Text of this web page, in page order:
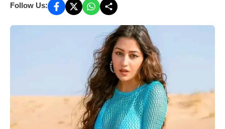
Follow Us: